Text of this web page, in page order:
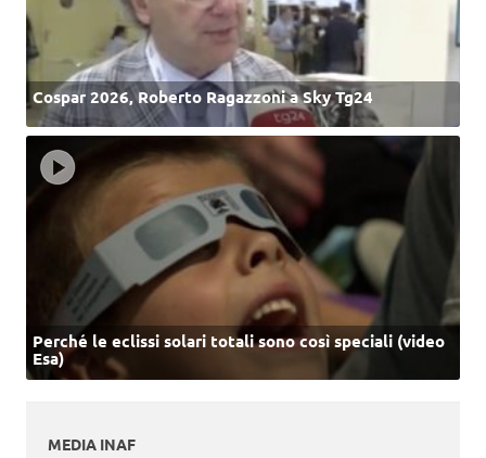
Cospar 2026, Roberto Ragazzoni a Sky Tg24
Perché le eclissi solari totali sono così speciali (video
Esa)
MEDIA INAF